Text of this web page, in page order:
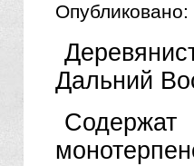
Опубликовано:
Дальний